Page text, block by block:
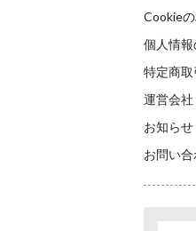
Cookie
個人情
特定商
運営会社
お知らせ
お問い